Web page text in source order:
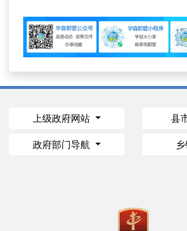
上级政府网站 县
政府部门导航